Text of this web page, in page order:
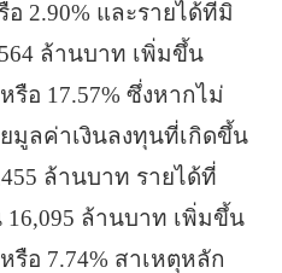
2.90% และรายได้ที่มิ
ล้านบาท เพิ่มขึ้น
รือ 17.57% ซึ่งหากไม่
มูลค่าเงินลงทุนที่เกิดขึ้น
ล้านบาท รายได้ที่
16,095 ล้านบาท เพิ่มขึ้น
รือ 7.74% สาเหตุหลัก